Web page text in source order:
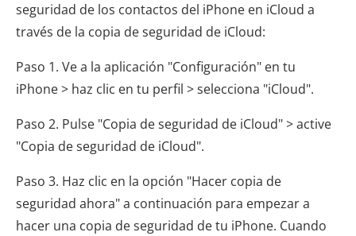
seguridad de los contactos del iPhone en iCloud a
través de la copia de seguridad de iCloud:
Paso 1. Ve a la aplicación "Configuración" en tu
iPhone > haz clic en tu perfil > selecciona "iCloud".
Paso 2. Pulse "Copia de seguridad de iCloud" > active
"Copia de seguridad de iCloud".
Paso 3. Haz clic en la opción "Hacer copia de
seguridad ahora" a continuación para empezar a
hacer una copia de seguridad de tu iPhone. Cuando